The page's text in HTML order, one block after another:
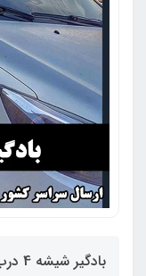
بادگیر شیشه 4 درب شاهین